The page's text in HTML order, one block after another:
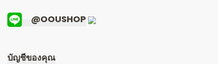
@OOUSHOP
บัญชีของคุณ